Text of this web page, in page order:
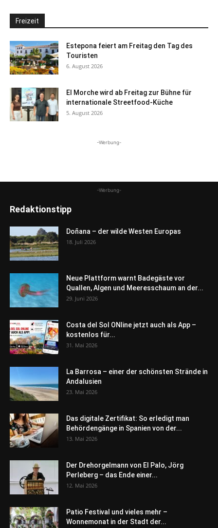
Freizeit
Estepona feiert am Freitag den Tag des
Touristen
6. August 2026
El Morche wird ab Freitag zur Bühne für
internationale Streetfood-Küche
5. August 2026
-Werbung-
-Werbung-
Redaktionstipp
Doñana – der wilde Westen Europas
18. Juli 2026
Neue Plattform warnt Badegäste vor
Quallen, Algen und Meeresschaum an der...
29. Juni 2026
Costa del Sol ONline jetzt auch als App –
kostenlos für...
31. Mai 2026
La Barrosa – einer der schönsten Strände in
Andalusien
23. Mai 2026
Das digitale Zertifikat: So erledigt man
Behördengänge in Spanien von der...
13. Mai 2026
Der Drehorgelmann von El Palo, Jörg
Perleberg – das Ende einer...
12. Mai 2026
Patio Festival und vieles mehr –
Wonnemonat in der Stadt der...